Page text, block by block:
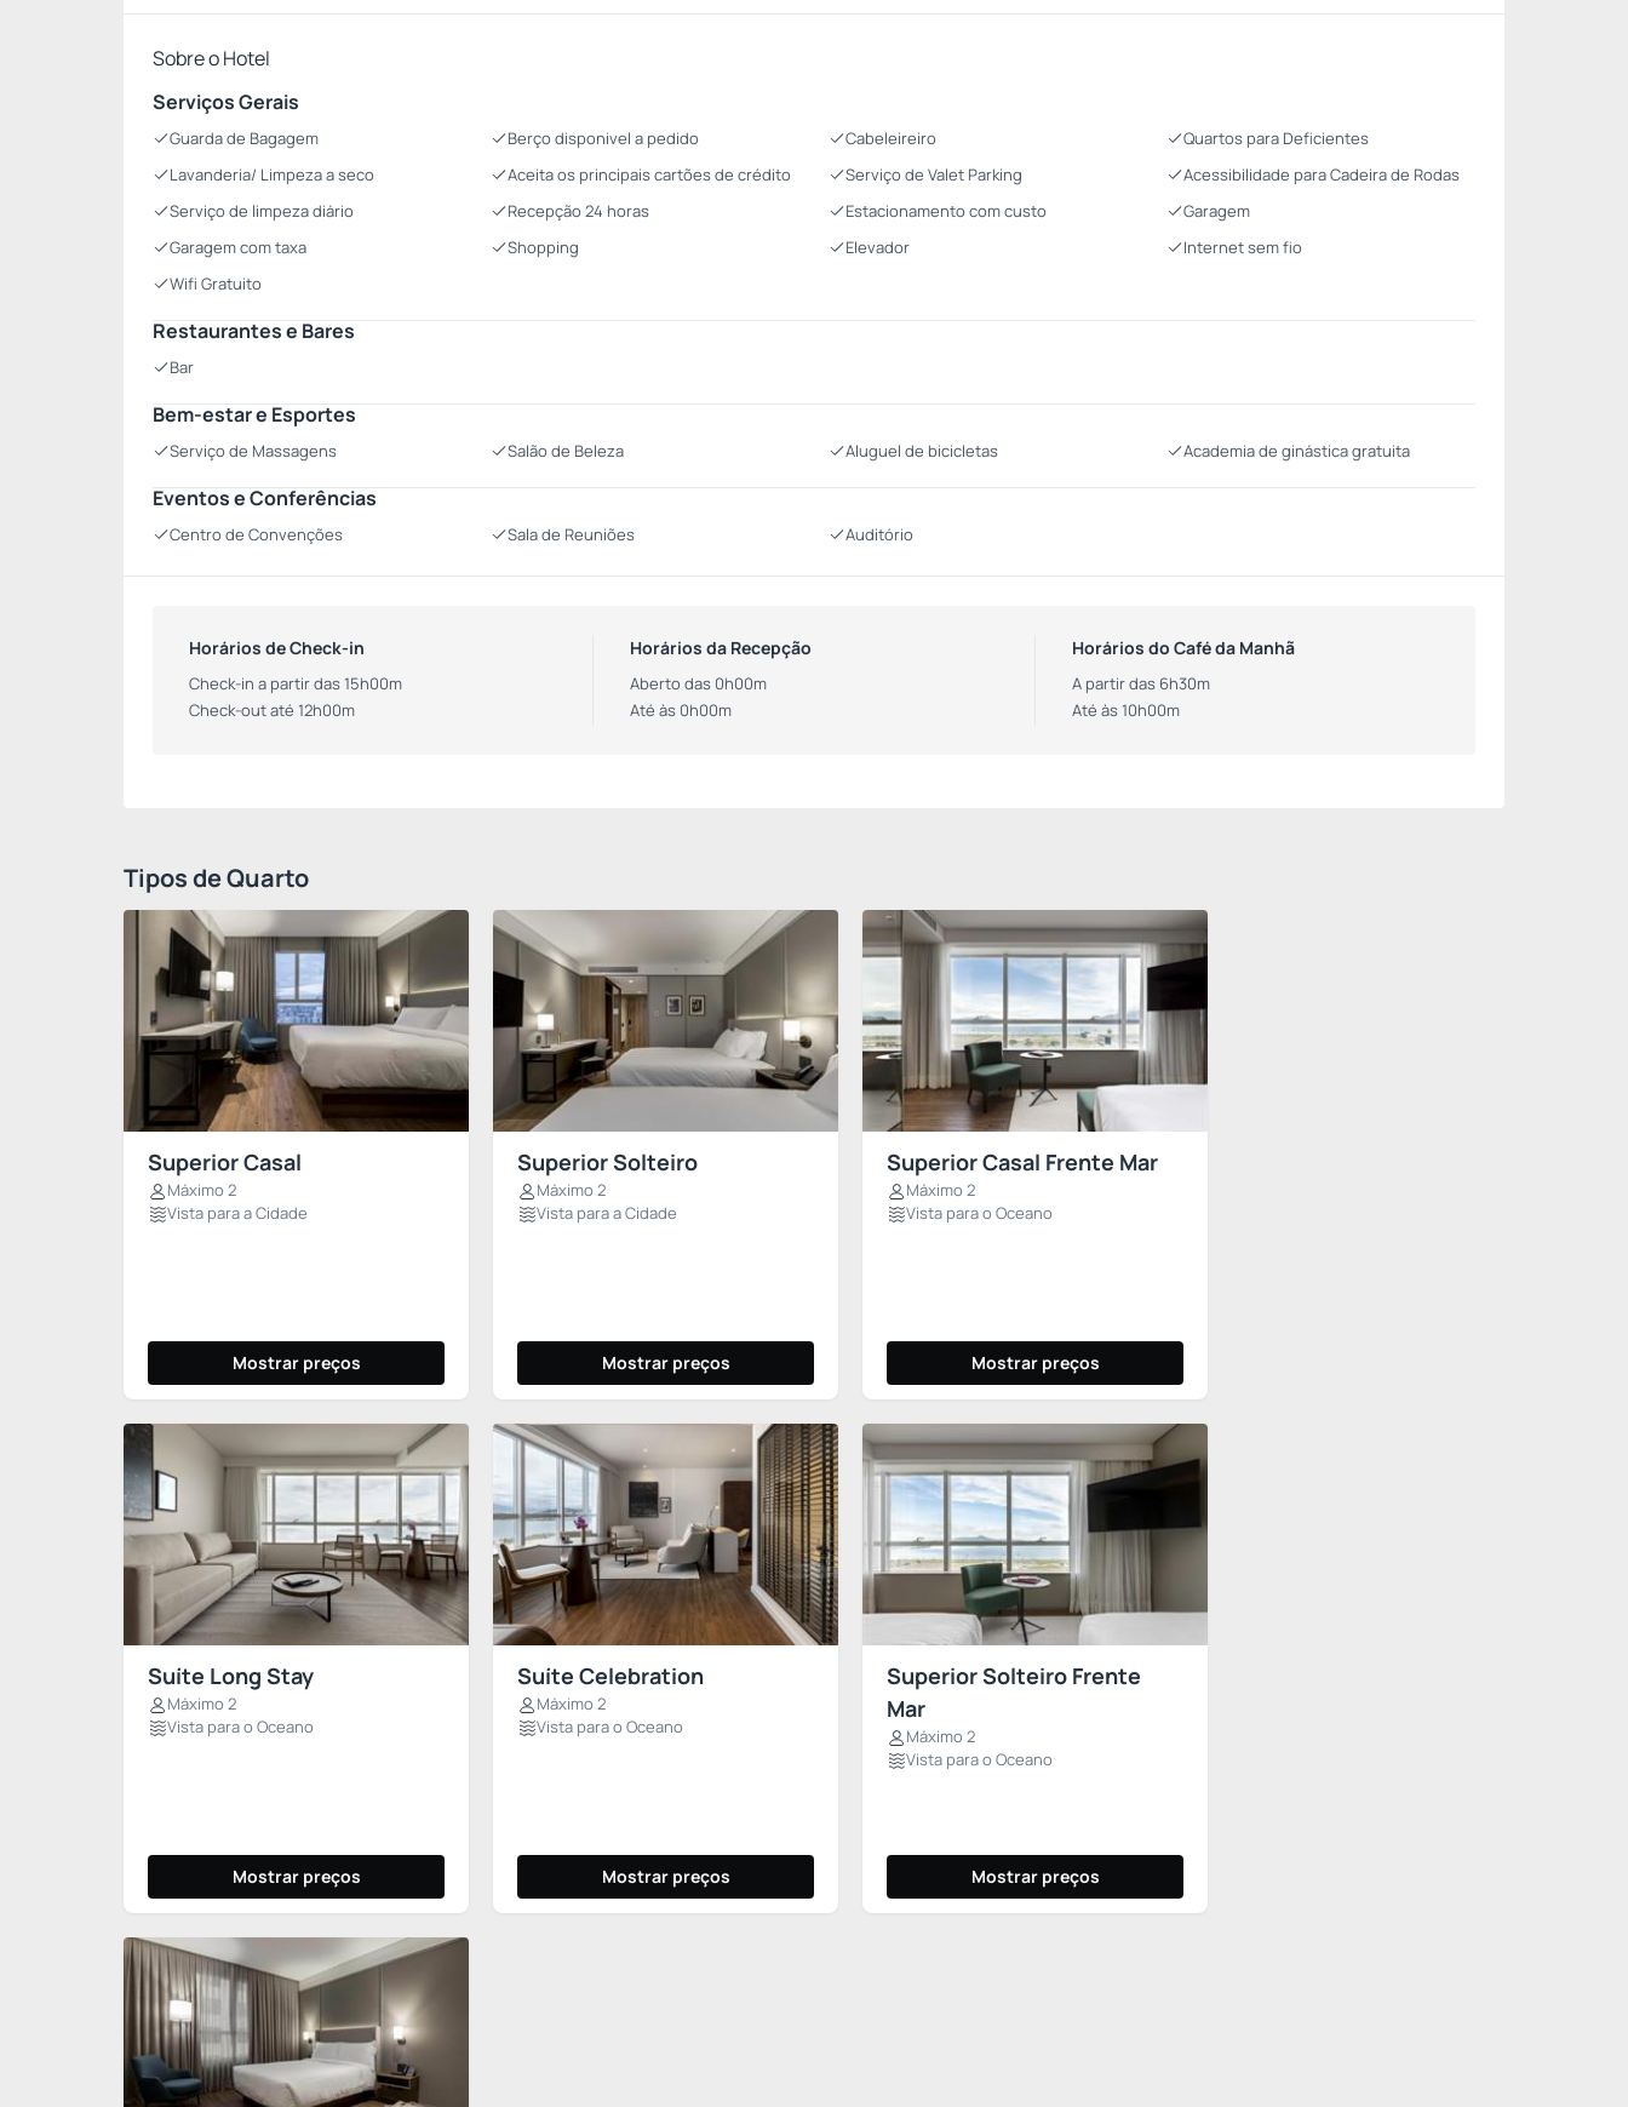
Sobre o Hotel
Serviços Gerais
Guarda de Bagagem Berço disponivel a pedido Cabeleireiro
Quartos para Deficientes
Lavanderia/ Limpeza a seco
Aceita os principais cartões de crédito Serviço de Valet Parking
Acessibilidade para Cadeira de Rodas
Serviço de limpeza diário
Recepção 24 horas Estacionamento com custo
Garagem
Garagem com taxa
Shopping Elevador
Internet sem fio
Wifi Gratuito
Restaurantes e Bares
Bar
Bem-estar e Esportes
Serviço de Massagens Salão de Beleza Aluguel de bicicletas Academia de ginástica gratuita
Eventos e Conferências
Centro de Convenções Sala de Reuniões Auditório
Horários de Check-in
Check-in a partir das 15h00m
Check-out até 12h00m
Horários da Recepção
Aberto das 0h00m
Até às 0h00m
Horários do Café da Manhã
A partir das 6h30m
Até às 10h00m
Tipos de Quarto
Superior Casal
Máximo 2
Vista para a Cidade
Mostrar preços
Superior Solteiro
Máximo 2
Vista para a Cidade
Mostrar preços
Superior Casal Frente Mar
Máximo 2
Vista para o Oceano
Mostrar preços
Suíte Long Stay
Máximo 2
Vista para o Oceano
Mostrar preços
Suíte Celebration
Máximo 2
Vista para o Oceano
Mostrar preços
Superior Solteiro Frente
Mar
Máximo 2
Vista para o Oceano
Mostrar preços